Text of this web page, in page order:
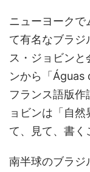
ニューヨークで
て有名なブラジ
ス・ジョビン
ンから「Águas
フランス語版
ョビンは「自
て、見て、書く
南半球のブラジ